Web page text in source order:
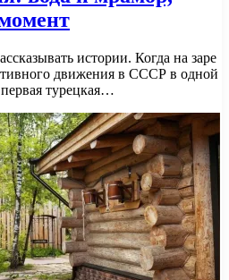
истории. Когда на заре
движения в СССР в одной
турецкая…